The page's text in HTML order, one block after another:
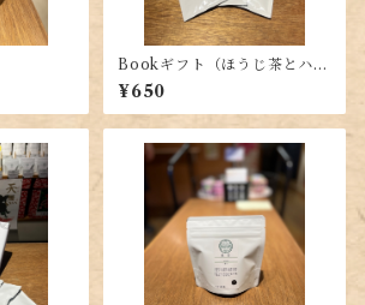
Bookギフト（ほうじ茶とハー
ブティーのセット）
¥650